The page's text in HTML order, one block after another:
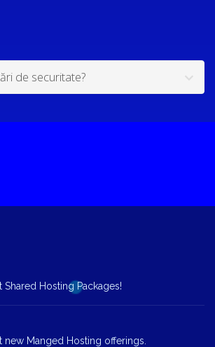
de securitate?
Hosting Packages!
new Manged Hosting offerings.